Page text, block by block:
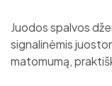
Juodos spalvos
signalinėmis
matomumą,